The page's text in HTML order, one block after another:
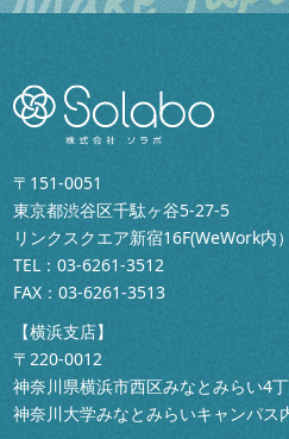
〒151-0051
東京都渋谷区千駄ヶ谷5-27-5
リンクスクエア新宿16F(WeWork内）
TEL：03-6261-3512
FAX：03-6261-3513
【横浜支店】
〒220-0012
神奈川県横浜市西区みなとみらい4
神奈川大学みなとみらいキャンパス